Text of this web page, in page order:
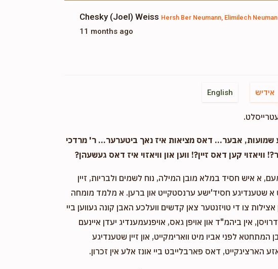
Chesky (Joel) Weiss Hersh Ber Neumann, Elimilech Neuman
11 months ago
English אידיש
אבער... דאס מציאות איז נאך ביטערער... ר' מרדכי
קען דאס זיין?! ווען און וויאזוי איז דאס געשעהן?
א איש חסיד במלא מובן המילה, נוח לשמים ולבריות, זיין
א שטענדיגע חסיד'ישע ערנסטקייט און ברען. א מלמד מומחה
אצילות צו די טויזנטער צאן קדשים וועלכע האבן קונה געווען ביי
אין ביהמ"ד און אויפן גאס, אויפנעמענדיג יעדן איינעם
המתחטא לפני אביו מיט ווארימקייט, און זיין שטענדיגע
הארציגקייט, דאס פארבלייבט ביי אונז אלע אין זכרון.